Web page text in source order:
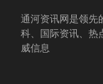
通河资讯网是领先
科、国际资讯、热
威信息